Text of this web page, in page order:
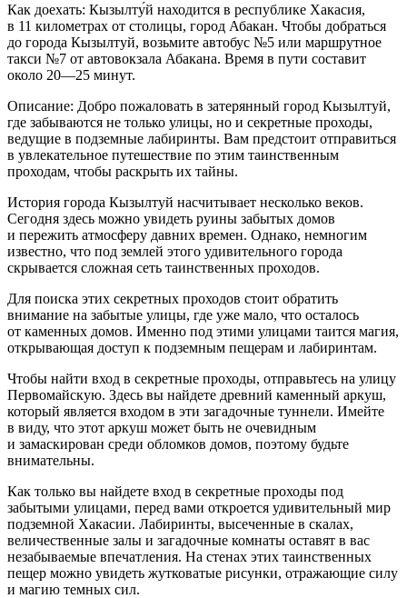
Как доехать: Кызылту́й находится в республике Хакасия,
в 11 километрах от столицы, город Абакан. Чтобы добраться
до города Кызылтуй, возьмите автобус №5 или маршрутное
такси №7 от автовокзала Абакана. Время в пути составит
около 20—25 минут.
Описание: Добро пожаловать в затерянный город Кызылтуй,
где забываются не только улицы, но и секретные проходы,
ведущие в подземные лабиринты. Вам предстоит отправиться
в увлекательное путешествие по этим таинственным
проходам, чтобы раскрыть их тайны.
История города Кызылтуй насчитывает несколько веков.
Сегодня здесь можно увидеть руины забытых домов
и пережить атмосферу давних времен. Однако, немногим
известно, что под землей этого удивительного города
скрывается сложная сеть таинственных проходов.
Для поиска этих секретных проходов стоит обратить
внимание на забытые улицы, где уже мало, что осталось
от каменных домов. Именно под этими улицами таится магия,
открывающая доступ к подземным пещерам и лабиринтам.
Чтобы найти вход в секретные проходы, отправьтесь на улицу
Первомайскую. Здесь вы найдете древний каменный аркуш,
который является входом в эти загадочные туннели. Имейте
в виду, что этот аркуш может быть не очевидным
и замаскирован среди обломков домов, поэтому будьте
внимательны.
Как только вы найдете вход в секретные проходы под
забытыми улицами, перед вами откроется удивительный мир
подземной Хакасии. Лабиринты, высеченные в скалах,
величественные залы и загадочные комнаты оставят в вас
незабываемые впечатления. На стенах этих таинственных
пещер можно увидеть жутковатые рисунки, отражающие силу
и магию темных сил.